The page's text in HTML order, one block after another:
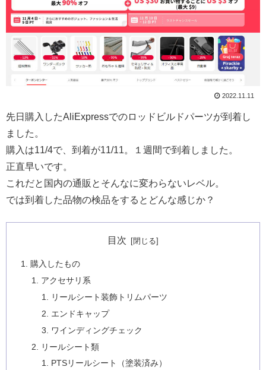
2022.11.11
先日購入したAliExpressでのロッドビルドパーツが到着し
ました。
購入は11/4で、到着が11/11。１週間で到着しました。
正直早いです。
これだと国内の通販とそんなに変わらないレベル。
では到着した品物の検品をするとどんな感じか？
目次
購入したもの
アクセサリ系
リールシート装飾トリムパーツ
エンドキャップ
ワインディングチェック
リールシート類
PTSリールシート（塗装済み）